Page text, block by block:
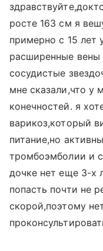
росте 163 см я
примерно с 15 лет
расширенные вены
сосудистые
мне сказали,что у
конечностей. я
варикоз,который
питание,но
тромбоэмболии и
дочке нет еще 3-х
попасть почти не
скорой,поэтому